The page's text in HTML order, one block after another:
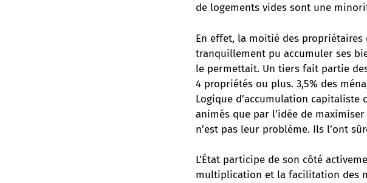
de logements vides sont une
En effet, la moitié des propriétaires
tranquillement pu accumuler ses
le permettait. Un tiers fait partie
4 propriétés ou plus. 3,5% des
Logique d’accumulation
animés que par l’idée de
n’est pas leur problème. Ils l’ont
L’État participe de son côté
multiplication et la facilitation des